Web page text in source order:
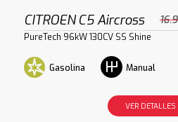
CITROEN C5 Aircross
PureTech 96kW 130CV SS Shine
Gasolina Manual
VER DETALLES